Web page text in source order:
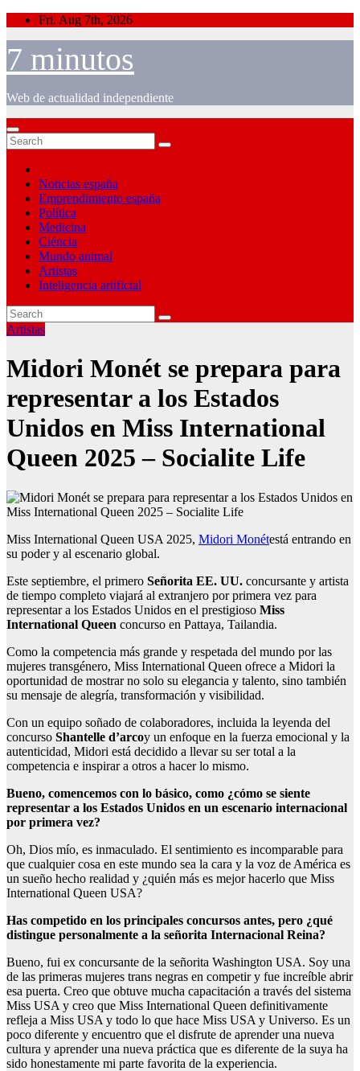
Skip
content
Fri. Aug 7th, 2026
7 minutos
Web de actualidad independiente
Noticias españa
Emprendimiento españa
Política
Medicina
Ciéncia
Mundo animal
Artistas
Inteligencia artificial
Artistas
Midori Monét se prepara para
representar a los Estados
Unidos en Miss International
Queen 2025 – Socialite Life
Miss International Queen USA 2025, Midori Monétestá entrando en
su poder y al escenario global.
Este septiembre, el primero Señorita EE. UU. concursante y artista
de tiempo completo viajará al extranjero por primera vez para
representar a los Estados Unidos en el prestigioso Miss
International Queen concurso en Pattaya, Tailandia.
Como la competencia más grande y respetada del mundo por las
mujeres transgénero, Miss International Queen ofrece a Midori la
oportunidad de mostrar no solo su elegancia y talento, sino también
su mensaje de alegría, transformación y visibilidad.
Con un equipo soñado de colaboradores, incluida la leyenda del
concurso Shantelle d’arcoy un enfoque en la fuerza emocional y la
autenticidad, Midori está decidido a llevar su ser total a la
competencia e inspirar a otros a hacer lo mismo.
Bueno, comencemos con lo básico, como ¿cómo se siente
representar a los Estados Unidos en un escenario internacional
por primera vez?
Oh, Dios mío, es inmaculado. El sentimiento es incomparable para
que cualquier cosa en este mundo sea la cara y la voz de América es
un sueño hecho realidad y ¿quién más es mejor hacerlo que Miss
International Queen USA?
Has competido en los principales concursos antes, pero ¿qué
distingue personalmente a la señorita Internacional Reina?
Bueno, fui ex concursante de la señorita Washington USA. Soy una
de las primeras mujeres trans negras en competir y fue increíble abrir
esa puerta. Creo que obtuve mucha capacitación a través del sistema
Miss USA y creo que Miss International Queen definitivamente
refleja a Miss USA y todo lo que hace Miss USA y Universo. Es un
poco diferente y encuentro que el disfrute de aprender una nueva
cultura y aprender una nueva práctica que es diferente de la suya ha
sido honestamente mi parte favorita de la experiencia.